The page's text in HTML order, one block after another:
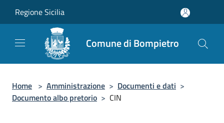
Regione Sicilia
Comune di Bompietro
Home > Amministrazione > Documenti e dati >
Documento albo pretorio > CIN